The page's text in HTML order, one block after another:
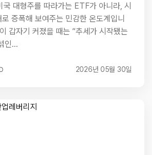
대형주를 따라가는 ETF가 아니라, 시
증폭해 보여주는 민감한 온도계입니
갑자기 커졌을 때는 “추세가 시작됐는
인…
2026년 05월 30일